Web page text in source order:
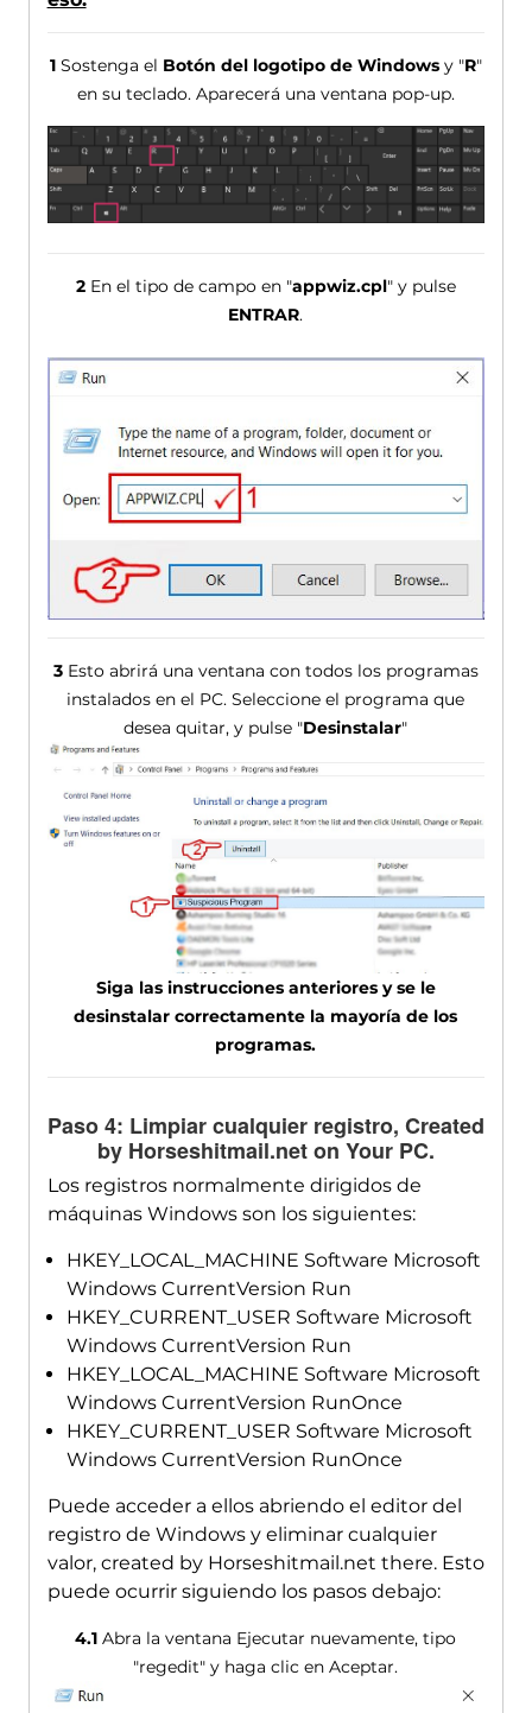
1Sostenga el Botón del logotipo de Windowsy "R"
en su teclado. Aparecerá una ventana pop-up.
2En el tipo de campo en "appwiz.cpl" y pulse
ENTRAR.
3Esto abrirá una ventana con todos los programas
instalados en el PC. Seleccione el programa que
desea quitar, y pulse "Desinstalar"
Siga las instrucciones anteriores y se le
desinstalar correctamente la mayoría de los
programas.
Paso 4: Limpiar cualquier registro, Created
by Horseshitmail.net on Your PC.
Los registros normalmente dirigidos de
máquinas Windows son los siguientes:
HKEY_LOCAL_MACHINE Software Microsoft
Windows CurrentVersion Run
HKEY_CURRENT_USER Software Microsoft
Windows CurrentVersion Run
HKEY_LOCAL_MACHINE Software Microsoft
Windows CurrentVersion RunOnce
HKEY_CURRENT_USER Software Microsoft
Windows CurrentVersion RunOnce
Puede acceder a ellos abriendo el editor del
registro de Windows y eliminar cualquier
valor, created by Horseshitmail.net there. Esto
puede ocurrir siguiendo los pasos debajo:
4.1 Abra la ventana Ejecutar nuevamente, tipo
"regedit" y haga clic en Aceptar.